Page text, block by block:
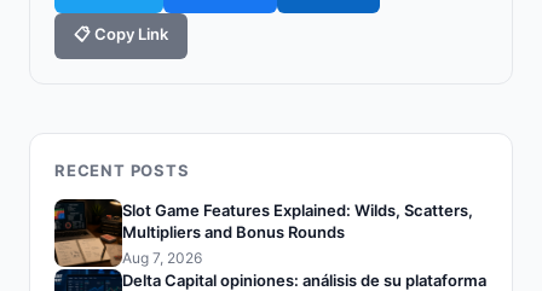
📋 Copy Link
RECENT POSTS
Slot Game Features Explained: Wilds, Scatters,
Multipliers and Bonus Rounds
Aug 7, 2026
Delta Capital opiniones: análisis de su plataforma